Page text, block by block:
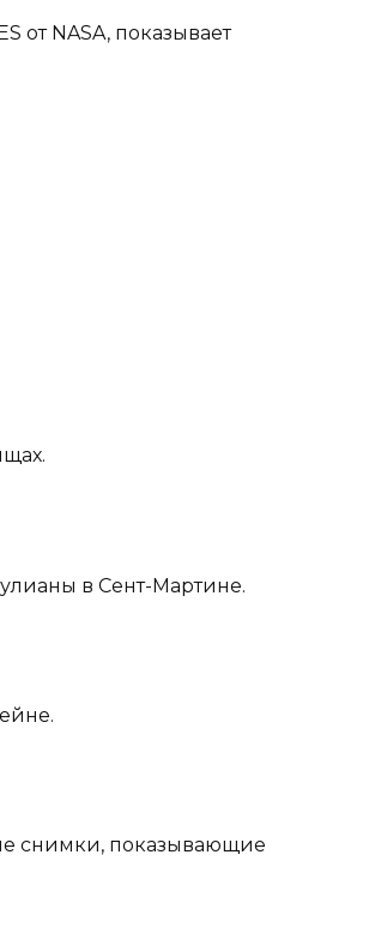
от NASA, показывает
в Сент-Мартине.
снимки, показывающие